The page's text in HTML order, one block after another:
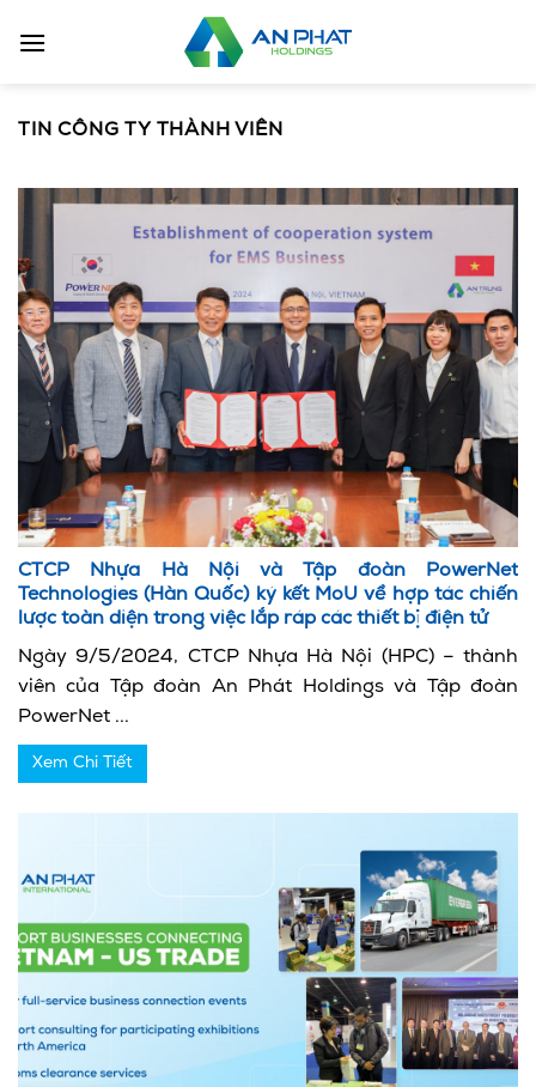
qua
TIN CÔNG TY THÀNH VIÊN
CTCP Nhựa Hà Nội và Tập đoàn PowerNet
Technologies (Hàn Quốc) ký kết MoU về hợp tác chiến
lược toàn diện trong việc lắp ráp các thiết bị điện tử
Ngày 9/5/2024, CTCP Nhựa Hà Nội (HPC) – thành
viên của Tập đoàn An Phát Holdings và Tập đoàn
PowerNet ...
Xem Chi Tiết